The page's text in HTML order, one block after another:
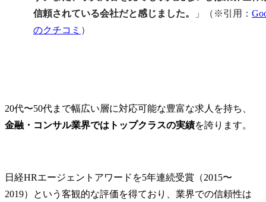
信頼されている会社だと感じました。
」（※引用：
のクチコミ ）
20代〜50代まで幅広い層に対応可能な豊富な求人を持ち、
金融・コンサル業界ではトップクラスの実績を誇ります。
日経HRエージェントアワードを5年連続受賞（2015〜
2019）という客観的な評価を得ており、業界での信頼性は